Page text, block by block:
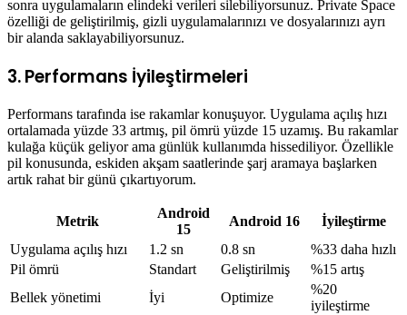
sonra uygulamaların elindeki verileri silebiliyorsunuz. Private Space
özelliği de geliştirilmiş, gizli uygulamalarınızı ve dosyalarınızı ayrı
bir alanda saklayabiliyorsunuz.
3. Performans İyileştirmeleri
Performans tarafında ise rakamlar konuşuyor. Uygulama açılış hızı
ortalamada yüzde 33 artmış, pil ömrü yüzde 15 uzamış. Bu rakamlar
kulağa küçük geliyor ama günlük kullanımda hissediliyor. Özellikle
pil konusunda, eskiden akşam saatlerinde şarj aramaya başlarken
artık rahat bir günü çıkartıyorum.
Metrik
Android
15
Android 16
İyileştirme
Uygulama açılış hızı
1.2 sn 0.8 sn
%33 daha hızlı
Pil ömrü
Standart Geliştirilmiş
%15 artış
Bellek yönetimi
İyi Optimize
%20
iyileştirme